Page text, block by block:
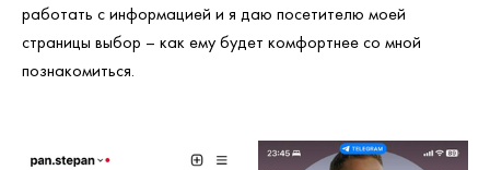
работать с информацией и я даю посетителю моей
страницы выбор – как ему будет комфортнее со мной
познакомиться.